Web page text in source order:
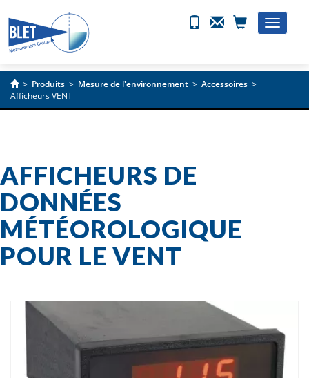
Toggle
> Produits > Mesure de l'environnement > Accessoires >
Afficheurs VENT
AFFICHEURS DE
DONNÉES
MÉTÉOROLOGIQUE
POUR LE VENT